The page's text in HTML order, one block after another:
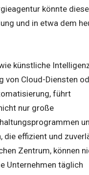
könnte
und in etwa dem
künstliche
von Cloud-Diensten
führt
nur große
die effizient und
Zentrum, können
Unternehmen täglich